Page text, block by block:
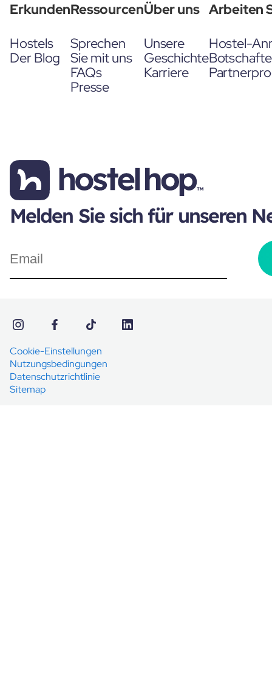
Erkunden
Hostels
Der Blog
Ressourcen
Sprechen
Sie mit uns
FAQs
Presse
Über uns
Unsere
Geschichte
Karriere
Arbeiten
Hostel-
Melden Sie sich für unseren
Cookie-Einstellungen
Nutzungsbedingungen
Datenschutzrichtlinie
Sitemap